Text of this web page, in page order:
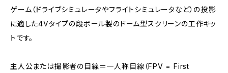
ゲーム（ドライブシミュレータやフライトシミュレータなど）の投影
に適した4Vタイプの段ボール製のドーム型スクリーンの工作キッ
トです。
主人公または撮影者の目線＝一人称目線（FPV = First